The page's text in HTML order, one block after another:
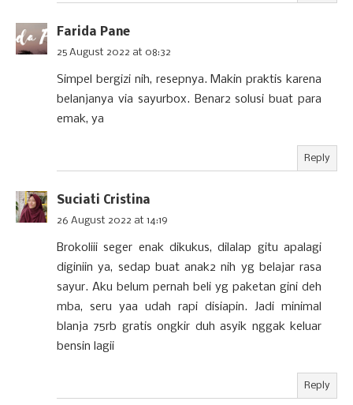
Farida Pane
25 August 2022 at 08:32
Simpel bergizi nih, resepnya. Makin praktis karena
belanjanya via sayurbox. Benar2 solusi buat para
emak, ya
Reply
Suciati Cristina
26 August 2022 at 14:19
Brokoliii seger enak dikukus, dilalap gitu apalagi
diginiin ya, sedap buat anak2 nih yg belajar rasa
sayur. Aku belum pernah beli yg paketan gini deh
mba, seru yaa udah rapi disiapin. Jadi minimal
blanja 75rb gratis ongkir duh asyik nggak keluar
bensin lagii
Reply